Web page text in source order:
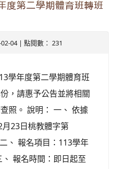
度第二學期體育班轉班
04 | 點閱數： 231
學年度第二學期體育班
，請惠予公告並將相關
照。 說明： 一、 依據
23日桃教體字第
、 報名項目：113學年
報名時間：即日起至